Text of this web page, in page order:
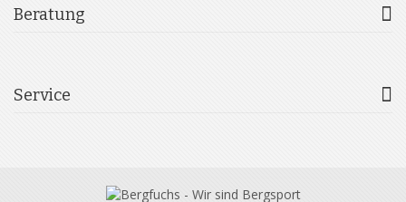
Beratung
Service